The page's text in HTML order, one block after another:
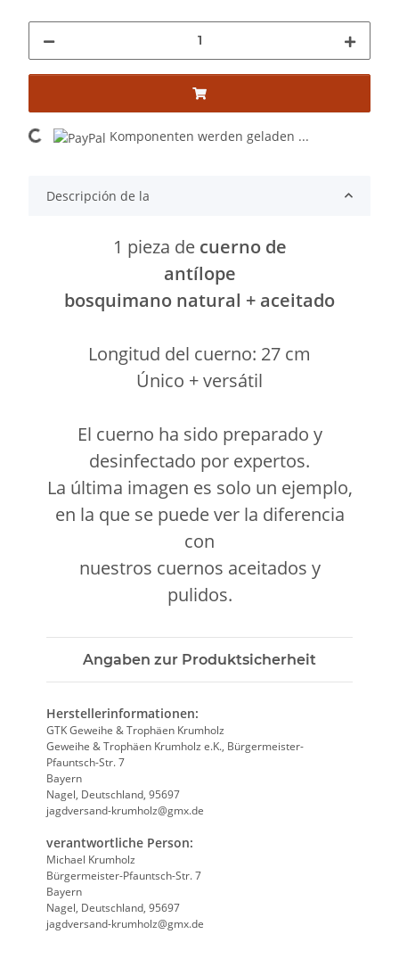
Loading... Komponenten werden geladen ...
Descripción de la
1 pieza de cuerno de
antílope
bosquimano natural + aceitado
Longitud del cuerno: 27 cm
Único + versátil
El cuerno ha sido preparado y
desinfectado por expertos.
La última imagen es solo un ejemplo,
en la que se puede ver la diferencia
con
nuestros cuernos aceitados y
pulidos.
Angaben zur Produktsicherheit
Herstellerinformationen:
GTK Geweihe & Trophäen Krumholz
Geweihe & Trophäen Krumholz e.K., Bürgermeister-
Pfauntsch-Str. 7
Bayern
Nagel, Deutschland, 95697
jagdversand-krumholz@gmx.de
verantwortliche Person:
Michael Krumholz
Bürgermeister-Pfauntsch-Str. 7
Bayern
Nagel, Deutschland, 95697
jagdversand-krumholz@gmx.de